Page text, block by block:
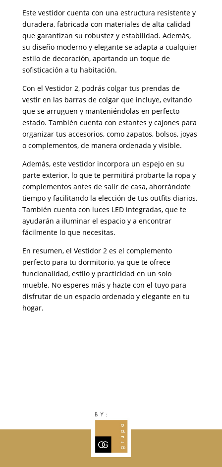
Este vestidor cuenta con una estructura resistente y
duradera, fabricada con materiales de alta calidad
que garantizan su robustez y estabilidad. Además,
su diseño moderno y elegante se adapta a cualquier
estilo de decoración, aportando un toque de
sofisticación a tu habitación.
Con el Vestidor 2, podrás colgar tus prendas de
vestir en las barras de colgar que incluye, evitando
que se arruguen y manteniéndolas en perfecto
estado. También cuenta con estantes y cajones para
organizar tus accesorios, como zapatos, bolsos, joyas
o complementos, de manera ordenada y visible.
Además, este vestidor incorpora un espejo en su
parte exterior, lo que te permitirá probarte la ropa y
complementos antes de salir de casa, ahorrándote
tiempo y facilitando la elección de tus outfits diarios.
También cuenta con luces LED integradas, que te
ayudarán a iluminar el espacio y a encontrar
fácilmente lo que necesitas.
En resumen, el Vestidor 2 es el complemento
perfecto para tu dormitorio, ya que te ofrece
funcionalidad, estilo y practicidad en un solo
mueble. No esperes más y hazte con el tuyo para
disfrutar de un espacio ordenado y elegante en tu
hogar.